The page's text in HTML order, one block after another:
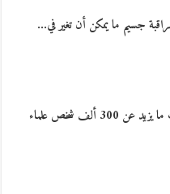
جسيم ما يمكن أن تغير في…
ساعدت دراسة التغييرات البسيطة في جينات ما يزيد عن 300 ألف شخص علماء